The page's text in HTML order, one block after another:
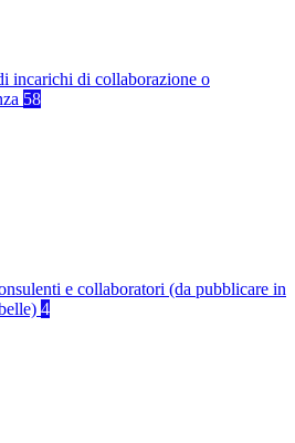
incarichi di collaborazione o
58
e collaboratori (da pubblicare in
4